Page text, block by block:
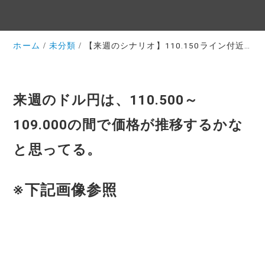
ホーム 未分類 【来週のシナリオ】110.150ライン付近でのプライスアクションに注目
来週のドル円は、110.500～
109.000の間で価格が推移するかな
と思ってる。
※下記画像参照